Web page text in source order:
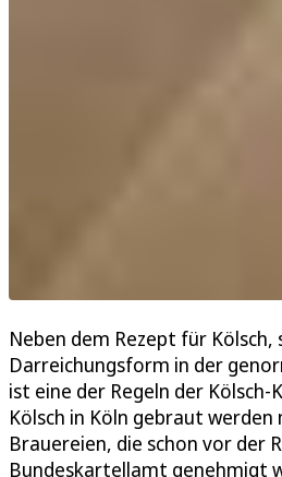
Neben dem Rezept für Kölsch,
Darreichungsform in der
ist eine der Regeln der
Kölsch in Köln gebraut werden
Brauereien, die schon vor der
Bundeskartellamt genehmigt